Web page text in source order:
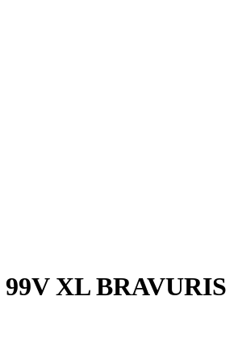
99V XL BRAVURIS